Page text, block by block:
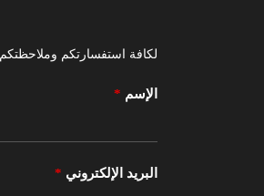
لكافة استفسارتكم
الإسم *
البريد الإلكتروني *